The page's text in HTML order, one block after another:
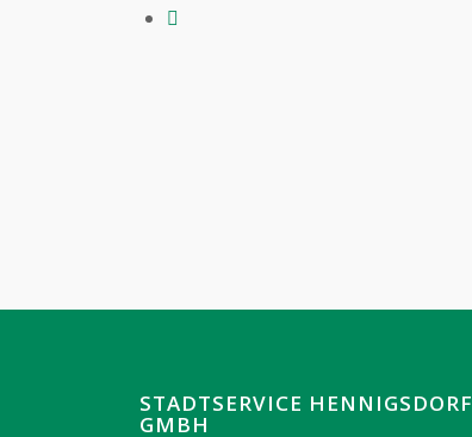
STADTSERVICE HENNIGSDORF
GMBH